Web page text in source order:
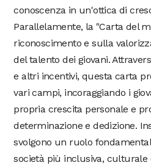
conoscenza in un'ottica di
Parallelamente, la "Carta del
riconoscimento e sulla
del talento dei giovani.
e altri incentivi, questa carta
vari campi, incoraggiando i
propria crescita personale e
determinazione e dedizione.
svolgono un ruolo
società più inclusiva, culturale